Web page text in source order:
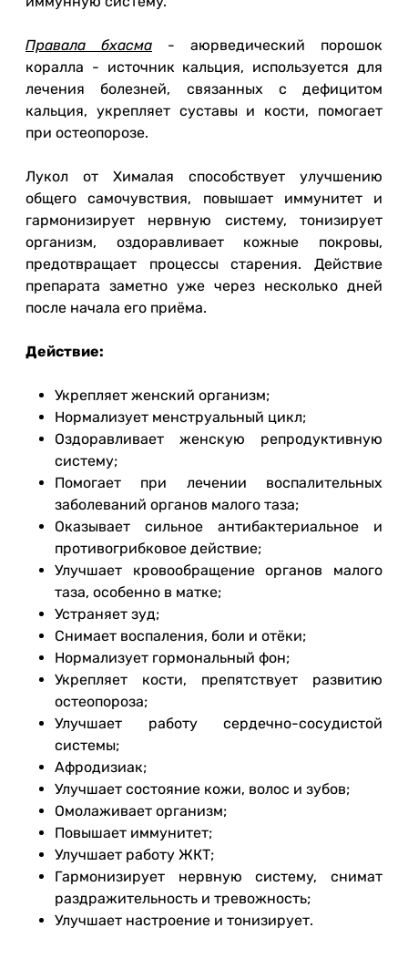
Правала бхасма - аюрведический порошок
коралла - источник кальция, используется для
лечения болезней, связанных с дефицитом
кальция, укрепляет суставы и кости, помогает
при остеопорозе.
Лукол от Хималая способствует улучшению
общего самочувствия, повышает иммунитет и
гармонизирует нервную систему, тонизирует
организм, оздоравливает кожные покровы,
предотвращает процессы старения. Действие
препарата заметно уже через несколько дней
после начала его приёма.
Действие:
Укрепляет женский организм;
Нормализует менструальный цикл;
Оздоравливает женскую репродуктивную
систему;
Помогает при лечении воспалительных
заболеваний органов малого таза;
Оказывает сильное антибактериальное и
противогрибковое действие;
Улучшает кровообращение органов малого
таза, особенно в матке;
Устраняет зуд;
Снимает воспаления, боли и отёки;
Нормализует гормональный фон;
Укрепляет кости, препятствует развитию
остеопороза;
Улучшает работу сердечно-сосудистой
системы;
Афродизиак;
Улучшает состояние кожи, волос и зубов;
Омолаживает организм;
Повышает иммунитет;
Улучшает работу ЖКТ;
Гармонизирует нервную систему, снимат
раздражительность и тревожность;
Улучшает настроение и тонизирует.